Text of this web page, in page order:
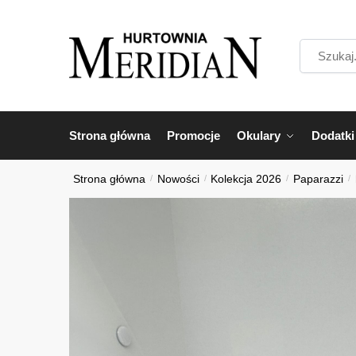
Strona główna Promocje Okulary Dodatki
Strona główna / Nowości / Kolekcja 2026 / Paparazzi /